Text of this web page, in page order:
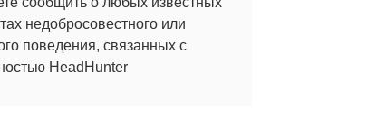
недобросовестного или
поведения, связанных с
HeadHunter